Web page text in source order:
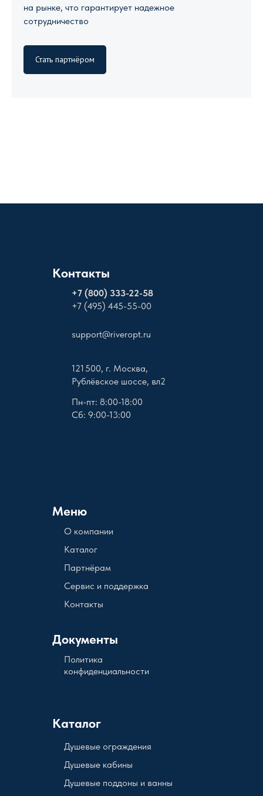
на рынке, что гарантирует надежное
сотрудничество
Стать партнёром
Контакты
+7 (800) 333-22-58
+7 (495) 445-55-00
support@riveropt.ru
Меню
121 500, г. Москва,
Рублёвское шоссе, вл2
О компании
Документы
Пн-пт: 8:00-18:00
Сб: 9:00-13:00
Каталог
Политика
конфиденциальности
Партнёрам
Сервис и поддержка
Контакты
Каталог
Душевые кабины
Душевые поддоны и ванны
Душевые ограждения